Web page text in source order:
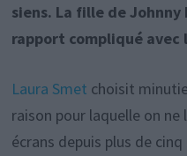
siens. La fille de
rapport compliqué avec
Laura Smet choisit
raison pour laquelle on ne
écrans depuis plus de